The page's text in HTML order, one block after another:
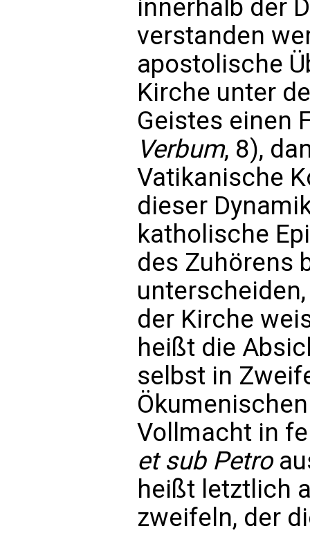
innerhalb der
verstanden
apostolische
Kirche unter
Geistes einen
Verbum, 8),
Vatikanische
dieser
katholische
des Zuhörens
der Kirche
heißt die
selbst in
Vollmacht in
et sub Petro
heißt letztlich
zweifeln, der